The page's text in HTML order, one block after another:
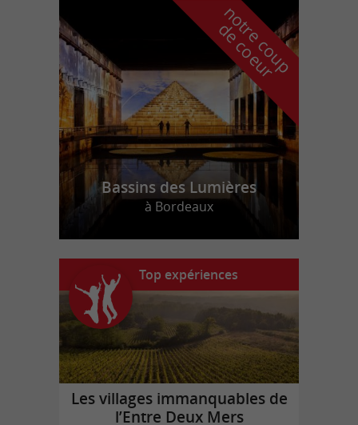
n
o
t
r
e
c
o
u
p
d
e
c
o
e
u
r
Bassins des Lumières
à Bordeaux
Top expériences
Les villages immanquables de
l’Entre Deux Mers